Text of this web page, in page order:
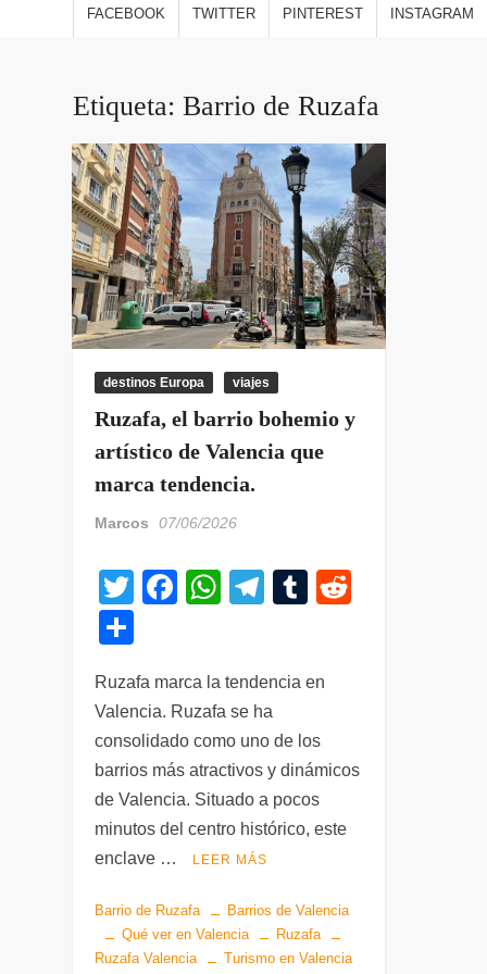
viajes y
FACEBOOK TWITTER PINTEREST INSTAGRAM
Etiqueta:Barrio de Ruzafa
destinos Europa viajes
Ruzafa, el barrio bohemio y
artístico de Valencia que
marca tendencia.
Marcos 07/06/2026
T
er
F
e
b
o
o
k
W
s
A
p
p
T
gr
a
m
T
bl
m
p
ar
tir
Ruzafa marca la tendencia en
Valencia. Ruzafa se ha
consolidado como uno de los
barrios más atractivos y dinámicos
de Valencia. Situado a pocos
minutos del centro histórico, este
enclave …
LEER MÁS
Barrio de Ruzafa
Barrios de Valencia
Qué ver en Valencia
Ruzafa
Ruzafa Valencia
Turismo en Valencia